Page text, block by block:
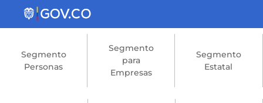
Saltar al contenido principal
Segmento
Personas
Segmento
para
Empresas
Segmento
Estatal